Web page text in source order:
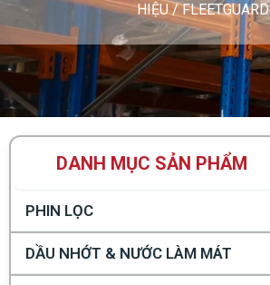
HIỆU/ FLEETGUARD
PHIN LỌC
DẦU NHỚT & NƯỚC LÀM MÁT